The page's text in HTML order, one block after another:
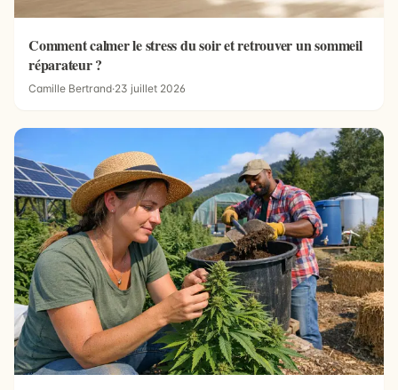
Comment calmer le stress du soir et retrouver un sommeil
réparateur ?
Camille Bertrand·23 juillet 2026